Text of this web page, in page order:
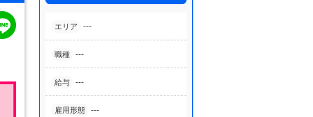
エリア ---
職種 ---
給与 ---
雇用形態 ---